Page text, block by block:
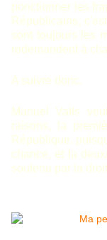
ponctionner les
Républicains,
sont toujours les
redemandent à
A suivre donc.
Manuel Valls
raisons, la
République,
chance, et la
soutenu par la